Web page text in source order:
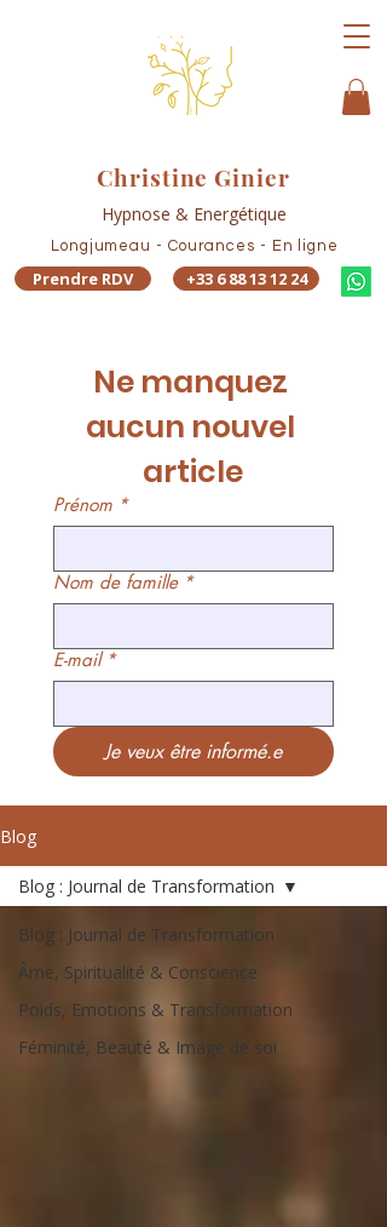
Christine Ginier
Hypnose & Energétique
Longjumeau - Courances - En ligne
Prendre RDV +33 6 88 13 12 24
Ne manquez
aucun nouvel
article
Prénom *
Nom de famille *
E-mail *
Je veux être informé.e
Blog
Blog : Journal de Transformation
Âme, Spiritualité & Conscience
Poids, Emotions & Transformation
Féminité, Beauté & Image de soi
Blog : Journal de Transformation